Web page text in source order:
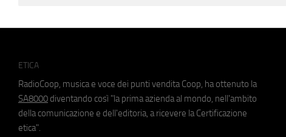
ETICA
RadioCoop, musica e voce dei punti vendita Coop, ha ottenuto la
SA8000 diventando così "la prima azienda al mondo, nell'ambito
della comunicazione e dell'editoria, a ricevere la Certificazione
etica".